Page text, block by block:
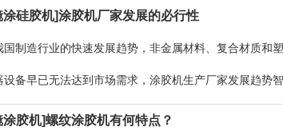
设备？
涂硅胶机]涂胶机厂家发展的必行性
国制造行业的快速发展趋势，非金属材料、复合材质和
设备早已无法达到市场需求，涂胶机生产厂家发展趋势
中的一个重要环节，如日常生活中常
涂胶机]螺纹涂胶机有何特点？